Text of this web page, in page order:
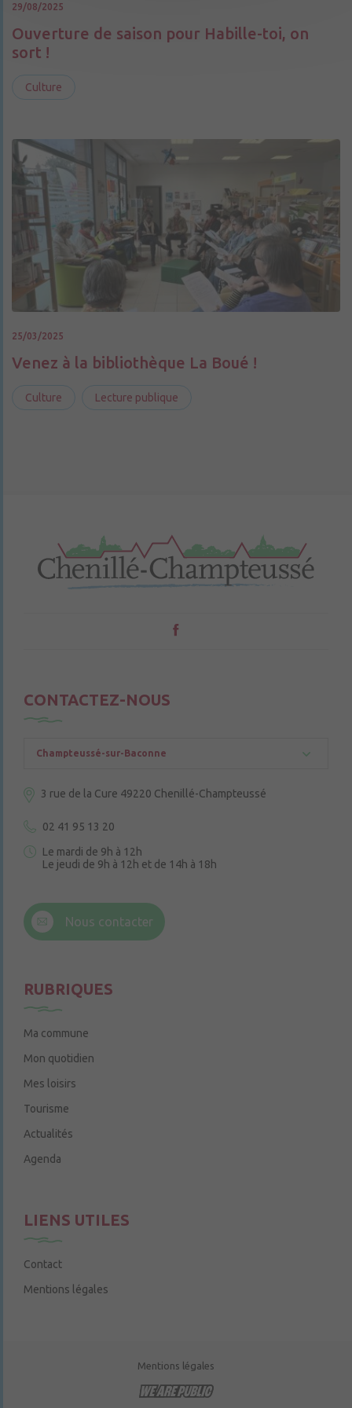
29/08/2025
Ouverture de saison pour Habille-toi, on
sort !
Culture
25/03/2025
Venez à la bibliothèque La Boué !
Culture Lecture publique
CONTACTEZ-NOUS
Champteussé-sur-Baconne
3 rue de la Cure 49220 Chenillé-Champteussé
02 41 95 13 20
Le mardi de 9h à 12h
Le jeudi de 9h à 12h et de 14h à 18h
Nous contacter
RUBRIQUES
Ma commune
Mon quotidien
Mes loisirs
Tourisme
Actualités
Agenda
LIENS UTILES
Contact
Mentions légales
Mentions légales